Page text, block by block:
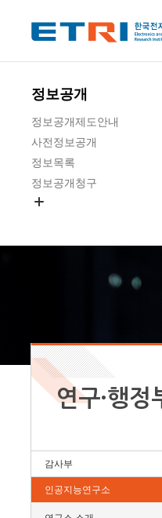
정보공개
정보공개제도안내
사전정보공개
정보목록
정보공개청구
연구·행정
감사부
인공지능연구소